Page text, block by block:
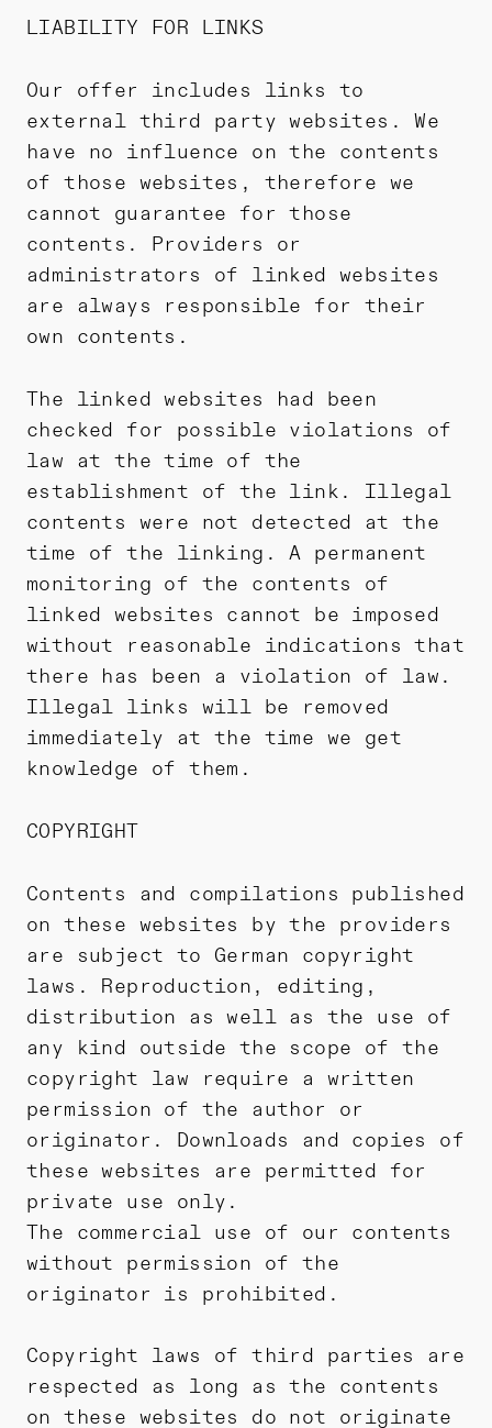
LIABILITY FOR LINKS
Our offer includes links to
external third party websites. We
have no influence on the contents
of those websites, therefore we
cannot guarantee for those
contents. Providers or
administrators of linked websites
are always responsible for their
own contents.
The linked websites had been
checked for possible violations of
law at the time of the
establishment of the link. Illegal
contents were not detected at the
time of the linking. A permanent
monitoring of the contents of
linked websites cannot be imposed
without reasonable indications that
there has been a violation of law.
Illegal links will be removed
immediately at the time we get
knowledge of them.
COPYRIGHT
Contents and compilations published
on these websites by the providers
are subject to German copyright
laws. Reproduction, editing,
distribution as well as the use of
any kind outside the scope of the
copyright law require a written
permission of the author or
originator. Downloads and copies of
these websites are permitted for
private use only.
The commercial use of our contents
without permission of the
originator is prohibited.
Copyright laws of third parties are
respected as long as the contents
on these websites do not originate